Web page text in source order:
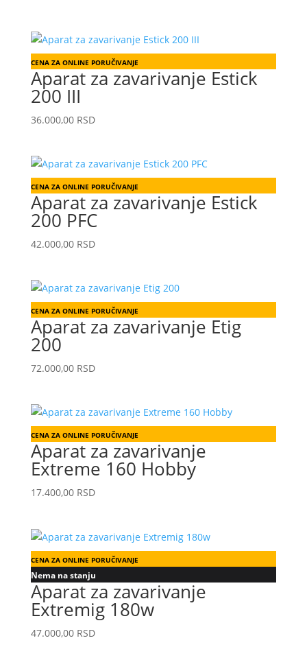
CENA ZA ONLINE PORUČIVANJE
Aparat za zavarivanje Estick
200 III
36.000,00 RSD
CENA ZA ONLINE PORUČIVANJE
Aparat za zavarivanje Estick
200 PFC
42.000,00 RSD
CENA ZA ONLINE PORUČIVANJE
Aparat za zavarivanje Etig
200
72.000,00 RSD
CENA ZA ONLINE PORUČIVANJE
Aparat za zavarivanje
Extreme 160 Hobby
17.400,00 RSD
CENA ZA ONLINE PORUČIVANJE
Nema na stanju
Aparat za zavarivanje
Extremig 180w
47.000,00 RSD